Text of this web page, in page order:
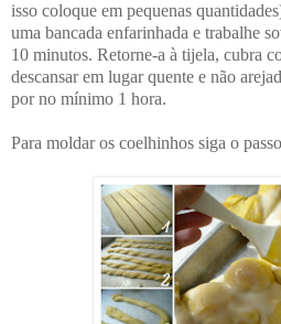
isso coloque em pequenas
uma bancada enfarinhada e trabalhe
10 minutos. Retorne-a à tijela, cubra
descansar em lugar quente e não
por no mínimo 1 hora.
Para moldar os coelhinhos siga o